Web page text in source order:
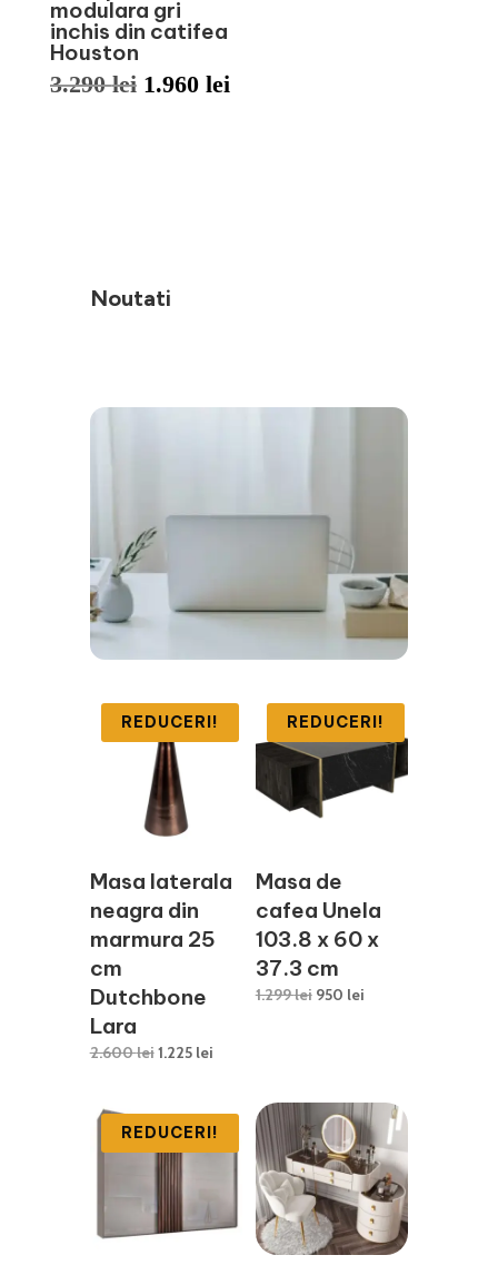
modulara gri
inchis din catifea
Houston
3.290lei Prețul
1.960 leiPrețul
Noutati
REDUCERI!
Masa laterala
neagra din
marmura 25
cm
Dutchbone
Lara
2.600leiPrețul
fost:
2.600 lei.
1.225 leiPrețul
1.225 lei.
REDUCERI!
Masa de
cafea Unela
103.8 x 60 x
37.3 cm
1.299lei Prețul
950 leiPrețul
REDUCERI!